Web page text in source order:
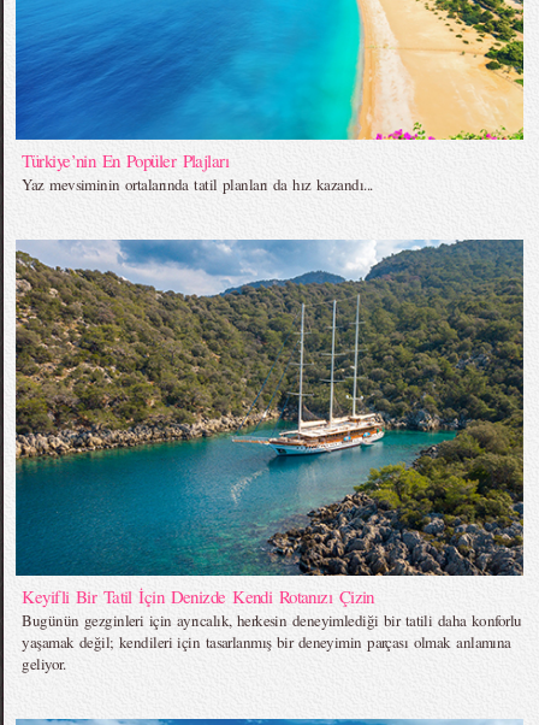
Türkiye’nin En Popüler Plajları
Yaz mevsiminin ortalarında tatil planları da hız kazandı...
Keyifli Bir Tatil İçin Denizde Kendi Rotanızı Çizin
Bugünün gezginleri için ayrıcalık, herkesin deneyimlediği bir tatili daha konforlu
yaşamak değil; kendileri için tasarlanmış bir deneyimin parçası olmak anlamına
geliyor.